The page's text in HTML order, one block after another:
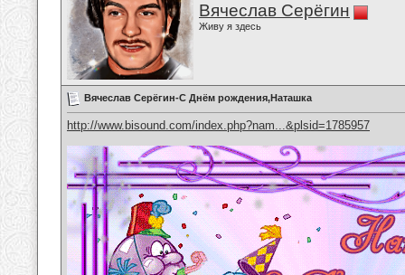
Вячеслав Серёгин
Живу я здесь
Вячеслав Серёгин-С Днём рождения,Наташка
http://www.bisound.com/index.php?nam...&plsid=1785957